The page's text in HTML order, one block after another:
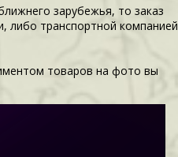
зарубежья, то заказ
либо транспортной компанией
товаров на фото вы